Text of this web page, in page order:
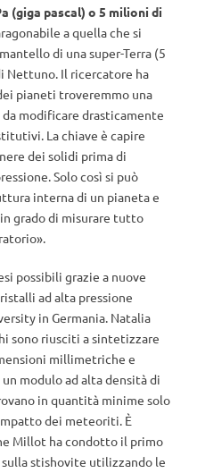
(giga pascal) o 5 milioni di
a quella che si
di una super-Terra (5
Nettuno. Il ricercatore ha
pianeti troveremmo una
modificare drasticamente
La chiave è capire
dei solidi prima di
Solo così si può
interna di un pianeta e
grado di misurare tutto
possibili grazie a nuove
ad alta pressione
in Germania. Natalia
sono riusciti a sintetizzare
millimetriche e
un modulo ad alta densità di
in quantità minime solo
dei meteoriti. È
Millot ha condotto il primo
stishovite utilizzando le